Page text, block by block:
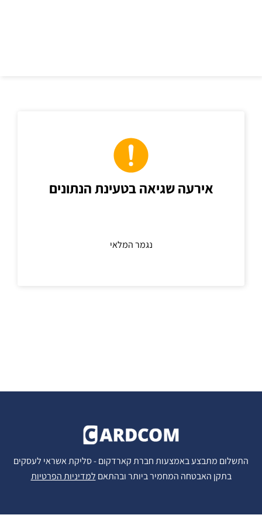
אירעה שגיאה בטעינת הנתונים
נגמר המלאי
התשלום מתבצע באמצעות חברת קארדקום - סליקת אשראי לעסקים
בתקן האבטחה המחמיר ביותר ובהתאם למדיניות הפרטיות